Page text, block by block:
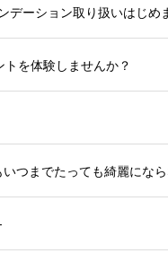
ーション取り扱いはじめ
を体験しませんか？
つまでたっても綺麗になら